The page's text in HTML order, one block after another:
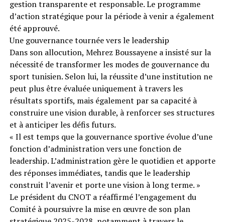
gestion transparente et responsable. Le programme
d’action stratégique pour la période à venir a également
été approuvé.
Une gouvernance tournée vers le leadership
Dans son allocution, Mehrez Boussayene a insisté sur la
nécessité de transformer les modes de gouvernance du
sport tunisien. Selon lui, la réussite d’une institution ne
peut plus être évaluée uniquement à travers les
résultats sportifs, mais également par sa capacité à
construire une vision durable, à renforcer ses structures
et à anticiper les défis futurs.
« Il est temps que la gouvernance sportive évolue d’une
fonction d’administration vers une fonction de
leadership. L’administration gère le quotidien et apporte
des réponses immédiates, tandis que le leadership
construit l’avenir et porte une vision à long terme. »
Le président du CNOT a réaffirmé l’engagement du
Comité à poursuivre la mise en œuvre de son plan